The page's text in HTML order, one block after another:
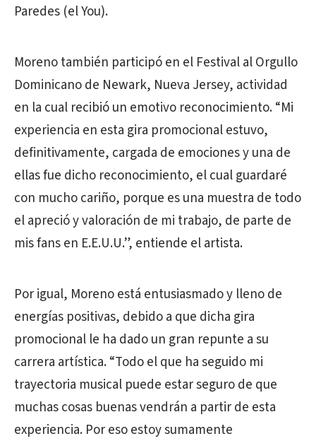
Paredes (el You).
Moreno también participó en el Festival al Orgullo
Dominicano de Newark, Nueva Jersey, actividad
en la cual recibió un emotivo reconocimiento. “Mi
experiencia en esta gira promocional estuvo,
definitivamente, cargada de emociones y una de
ellas fue dicho reconocimiento, el cual guardaré
con mucho cariño, porque es una muestra de todo
el apreció y valoración de mi trabajo, de parte de
mis fans en E.E.U.U.”, entiende el artista.
Por igual, Moreno está entusiasmado y lleno de
energías positivas, debido a que dicha gira
promocional le ha dado un gran repunte a su
carrera artística. “Todo el que ha seguido mi
trayectoria musical puede estar seguro de que
muchas cosas buenas vendrán a partir de esta
experiencia. Por eso estoy sumamente